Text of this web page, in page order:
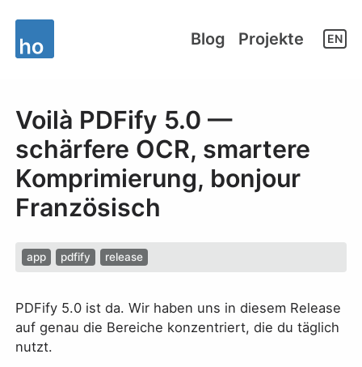
Blog Projekte EN
Voilà PDFify 5.0 —
schärfere OCR, smartere
Komprimierung, bonjour
Französisch
app pdfify release
PDFify 5.0 ist da. Wir haben uns in diesem Release
auf genau die Bereiche konzentriert, die du täglich
nutzt.